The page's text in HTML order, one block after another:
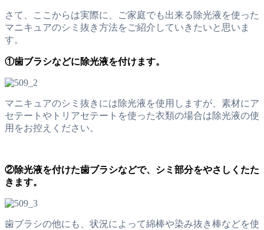
さて、ここからは実際に、ご家庭でも出来る除光液を使った
マニキュアのシミ抜き方法をご紹介していきたいと思いま
す。
①歯ブラシなどに除光液を付けます。
マニキュアのシミ抜きには除光液を使用しますが、素材にア
セテートやトリアセテートを使った衣類の場合は除光液の使
用をお控えください。
②除光液を付けた歯ブラシなどで、シミ部分をやさしくたた
きます。
歯ブラシの他にも、状況によって綿棒や染み抜き棒などを使